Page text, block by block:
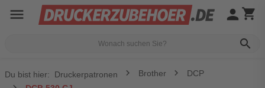
menu
search
person shopping_cart
Du bist hier: Druckerpatronen Brother
DCP